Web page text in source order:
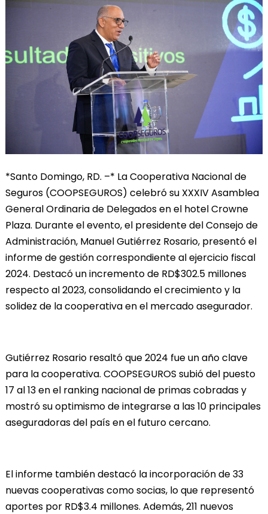
*Santo Domingo, RD. –* La Cooperativa Nacional de
Seguros (COOPSEGUROS) celebró su XXXIV Asamblea
General Ordinaria de Delegados en el hotel Crowne
Plaza. Durante el evento, el presidente del Consejo de
Administración, Manuel Gutiérrez Rosario, presentó el
informe de gestión correspondiente al ejercicio fiscal
2024. Destacó un incremento de RD$302.5 millones
respecto al 2023, consolidando el crecimiento y la
solidez de la cooperativa en el mercado asegurador.
Gutiérrez Rosario resaltó que 2024 fue un año clave
para la cooperativa. COOPSEGUROS subió del puesto
17 al 13 en el ranking nacional de primas cobradas y
mostró su optimismo de integrarse a las 10 principales
aseguradoras del país en el futuro cercano.
El informe también destacó la incorporación de 33
nuevas cooperativas como socias, lo que representó
aportes por RD$3.4 millones. Además, 211 nuevos